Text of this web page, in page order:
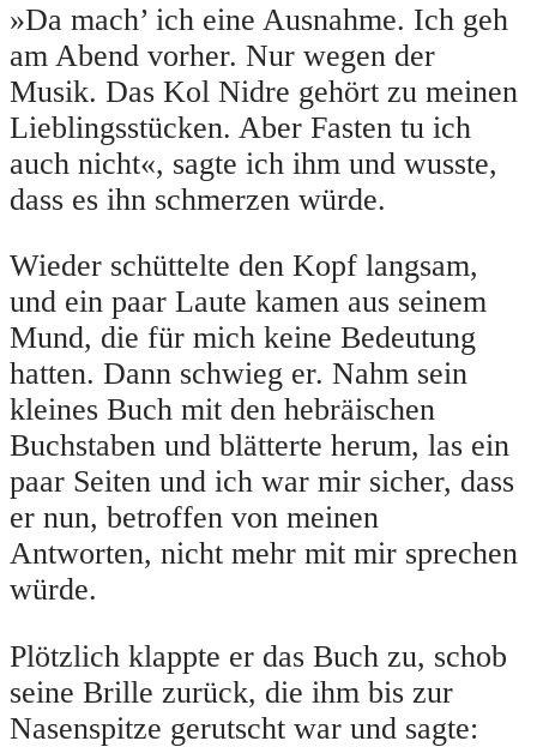
»Da mach’ ich eine Ausnahme. Ich geh
am Abend vorher. Nur wegen der
Musik. Das Kol Nidre gehört zu meinen
Lieblingsstücken. Aber Fasten tu ich
auch nicht«, sagte ich ihm und wusste,
dass es ihn schmerzen würde.
Wieder schüttelte den Kopf langsam,
und ein paar Laute kamen aus seinem
Mund, die für mich keine Bedeutung
hatten. Dann schwieg er. Nahm sein
kleines Buch mit den hebräischen
Buchstaben und blätterte herum, las ein
paar Seiten und ich war mir sicher, dass
er nun, betroffen von meinen
Antworten, nicht mehr mit mir sprechen
würde.
Plötzlich klappte er das Buch zu, schob
seine Brille zurück, die ihm bis zur
Nasenspitze gerutscht war und sagte: